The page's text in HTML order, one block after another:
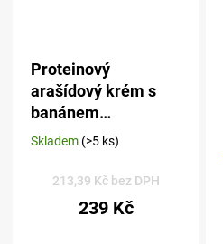
Proteinový
arašídový krém s
banánem
Sokolatopoiia 250 g
Průměrné
produktu
Skladem (>5 ks)
213,39 Kč bez DPH
239 Kč